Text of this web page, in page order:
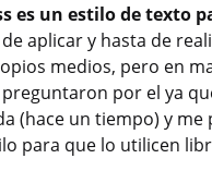
es un estilo de texto
aplicar y hasta de
medios, pero en
por el ya
(hace un tiempo) y me
para que lo utilicen